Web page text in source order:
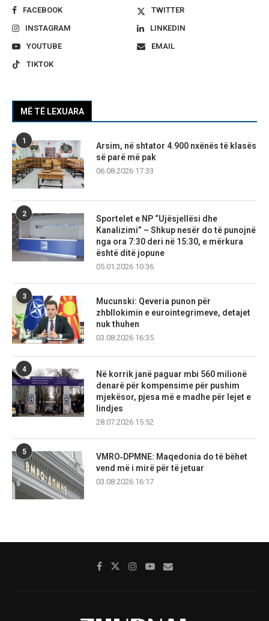
FACEBOOK
TWITTER
INSTAGRAM
LINKEDIN
YOUTUBE
EMAIL
TIKTOK
MË TË LEXUARA
1
Arsim, në shtator 4.900 nxënës të klasës
së parë më pak
06.08.2026 17:33
2
Sportelet e NP “Ujësjellësi dhe
Kanalizimi” – Shkup nesër do të punojnë
nga ora 7:30 deri në 15:30, e mërkura
është ditë jopune
05.01.2026 10:36
3
Mucunski: Qeveria punon për
zhbllokimin e eurointegrimeve, detajet
nuk thuhen
03.08.2026 16:35
4
Në korrik janë paguar mbi 560 milionë
denarë për kompensime për pushim
mjekësor, pjesa më e madhe për lejet e
lindjes
28.07.2026 15:52
5
VMRO‑DPMNE: Maqedonia do të bëhet
vend më i mirë për të jetuar
03.08.2026 16:17